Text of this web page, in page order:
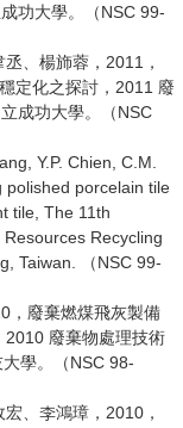
功大學。（NSC 99-
、楊斾蓉，2011，
定化之探討，2011 廢
成功大學。（NSC
Y.P. Chien, C.M.
polished porcelain tile
tile, The 11th
Recycling
Taiwan. （NSC 99-
，廢棄燃煤飛灰製備
2010 廢棄物處理技術
學。（NSC 98-
、李鴻璋，2010，